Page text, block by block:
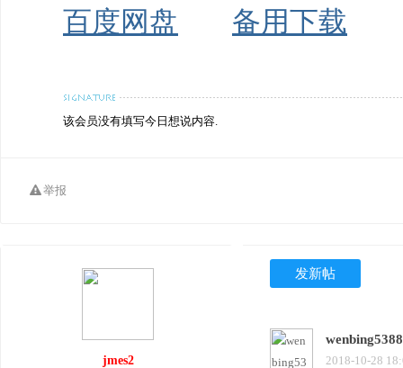
百度网盘 备用下载
该会员没有填写今日想说内容.
举报
发新帖
2018-10-28
jmes2